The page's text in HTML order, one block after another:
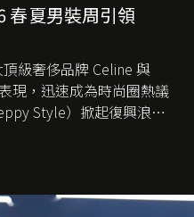
春夏男裝周引領
級奢侈品牌 Celine 與
現，迅速成為時尚圈熱議
Style）掀起復興浪
眾視線。